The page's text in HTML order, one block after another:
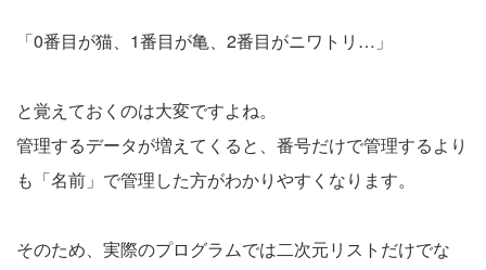
「0番目が猫、1番目が亀、2番目がニワトリ…」
と覚えておくのは大変ですよね。
管理するデータが増えてくると、番号だけで管理するより
も「名前」で管理した方がわかりやすくなります。
そのため、実際のプログラムでは二次元リストだけでな